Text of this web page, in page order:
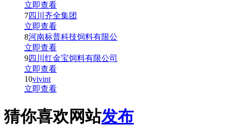
立即查看
7四川齐全集团
立即查看
8河南标普科技饲料有限公
立即查看
9四川红金宝饲料有限公司
立即查看
10vivint
立即查看
猜你喜欢网站发布